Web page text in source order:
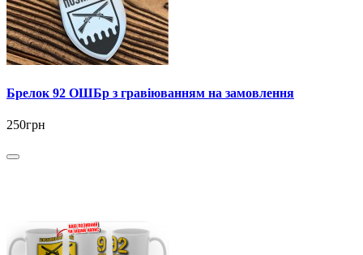
Брелок 92 ОШБр з гравіюванням на замовлення
250грн